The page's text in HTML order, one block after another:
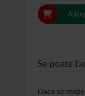
Se poate
Daca se